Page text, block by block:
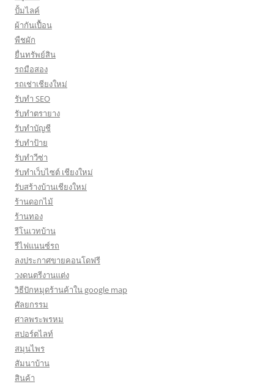
ปั้มไลค์
ผ้ากันเปื้อน
พืชผัก
ยื่นทรัพย์สิน
รถมือสอง
รถเช่าเชียงใหม่
รับทำ SEO
รับทำตรายาง
รับทำบัญชี
รับทำป้าย
รับทำวีซ่า
รับทำเว็บไซต์ เชียงใหม่
รับสร้างบ้านเชียงใหม่
ร้านดอกไม้
ร้านทอง
รีโนเวทบ้าน
รีไฟแนนซ์รถ
ลงประกาศขายคอนโดฟรี
วงดนตรีงานแต่ง
วิธีปักหมุดร้านค้าใน google map
ศัลยกรรม
ศาลพระพรหม
สปอร์ตไลท์
สมุนไพร
สัมนาบ้าน
สินค้า